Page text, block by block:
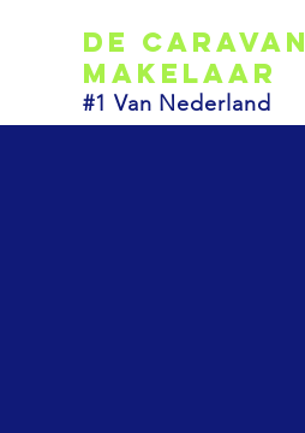
De caravan
makelaar
#1 Van Nederland